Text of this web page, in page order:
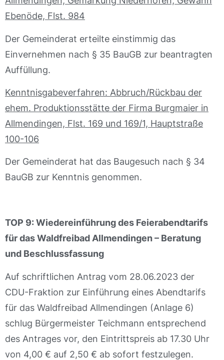
Ebenöde, Flst. 984
Der Gemeinderat erteilte einstimmig das
Einvernehmen nach § 35 BauGB zur beantragten
Auffüllung.
Kenntnisgabeverfahren: Abbruch/Rückbau der
ehem. Produktionsstätte der Firma Burgmaier in
Allmendingen, Flst. 169 und 169/1, Hauptstraße
100-106
Der Gemeinderat hat das Baugesuch nach § 34
BauGB zur Kenntnis genommen.
TOP 9: Wiedereinführung des Feierabendtarifs
für das Waldfreibad Allmendingen – Beratung
und Beschlussfassung
Auf schriftlichen Antrag vom 28.06.2023 der
CDU-Fraktion zur Einführung eines Abendtarifs
für das Waldfreibad Allmendingen (Anlage 6)
schlug Bürgermeister Teichmann entsprechend
des Antrages vor, den Eintrittspreis ab 17.30 Uhr
von 4,00 € auf 2,50 € ab sofort festzulegen.